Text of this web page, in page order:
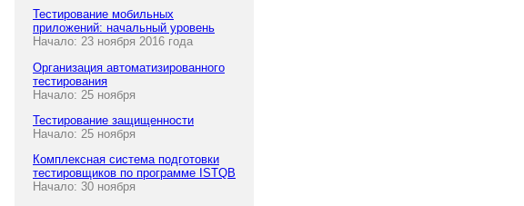
Тестирование мобильных
приложений: начальный уровень
Начало: 23 ноября 2016 года
Организация автоматизированного
тестирования
Начало: 25 ноября
Тестирование защищенности
Начало: 25 ноября
Комплексная система подготовки
тестировщиков по программе ISTQB
Начало: 30 ноября